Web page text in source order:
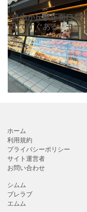
自由が丘駅正面口を
出てすぐある「モー
ルト 自由ケ丘北口売
さん。美味しいケー
パンが並んでいるお
す。ちょっとしたお
に、手土産に…とて
利で
ホーム
利用規約
プライバシーポリシー
サイト運営者
お問い合わせ
シムム
ブレラブ
エムム